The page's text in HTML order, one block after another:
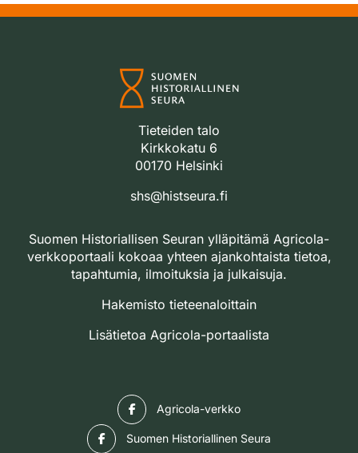
Tieteiden talo
Kirkkokatu 6
00170 Helsinki
shs@histseura.fi
Suomen Historiallisen Seuran ylläpitämä Agricola-
verkkoportaali kokoaa yhteen ajankohtaista tietoa,
tapahtumia, ilmoituksia ja julkaisuja.
Hakemisto tieteenaloittain
Lisätietoa Agricola-portaalista
Agricola-verkko
Suomen Historiallinen Seura